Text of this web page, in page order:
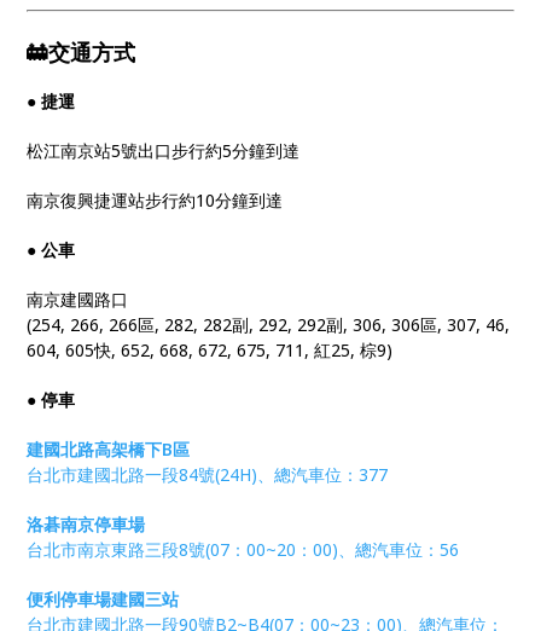
🚋交通方式
● 捷運
松江南京站5號出口步行約5分鐘到達
南京復興捷運站步行約10分鐘到達
● 公車
南京建國路口
(254, 266, 266區, 282, 282副, 292, 292副, 306, 306區, 307, 46,
604, 605快, 652, 668, 672, 675, 711, 紅25, 棕9)
● 停車
建國北路高架橋下B區
台北市建國北路一段84號(24H)、總汽車位：377
洛碁南京停車場
台北市南京東路三段8號(07：00~20：00)、總汽車位：56
便利停車場建國三站
台北市建國北路一段90號B2~B4(07：00~23：00)、總汽車位：